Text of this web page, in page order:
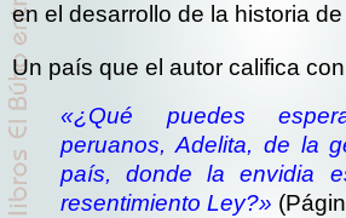
en el desarrollo de la historia
Un país que el autor califica
«¿Qué puedes
peruanos, Adelita, de la
país, donde la envidia
resentimiento Ley?»